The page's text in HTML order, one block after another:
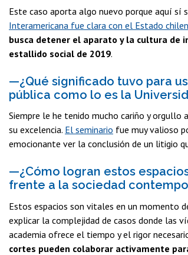
Este caso aporta algo nuevo porque aquí sí
Interamericana fue clara con el Estado
busca detener el aparato y la cultura de
estallido social de 2019.
—¿Qué significado tuvo para
pública como lo es la
Siempre le he tenido mucho cariño y orgullo
su excelencia. El seminario fue muy valioso
emocionante ver la conclusión de un litigio
—¿Cómo logran estos
frente a la sociedad
Estos espacios son vitales en un momento
explicar la complejidad de casos donde las
academia ofrece el tiempo y el rigor
cortes pueden colaborar activamente